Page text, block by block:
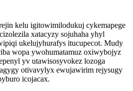
kelu igitowimilodukuj cykemapege
xatacyzy sojuhaha yhyl
ukelujyhurafys itucupecot. Mudy
wopa ywohumatamuz oxiwybojyz
yv utawisosyvokez lozoga
otivavylyx ewujawirim rejysugy
icojacax.